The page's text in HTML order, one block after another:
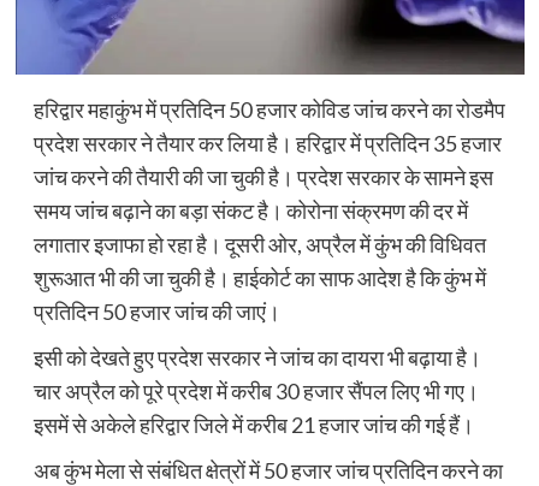
हरिद्वार महाकुंभ में प्रतिदिन 50 हजार कोविड जांच करने का रोडमैप
प्रदेश सरकार ने तैयार कर लिया है। हरिद्वार में प्रतिदिन 35 हजार
जांच करने की तैयारी की जा चुकी है। प्रदेश सरकार के सामने इस
समय जांच बढ़ाने का बड़ा संकट है। कोरोना संक्रमण की दर में
लगातार इजाफा हो रहा है। दूसरी ओर, अप्रैल में कुंभ की विधिवत
शुरूआत भी की जा चुकी है। हाईकोर्ट का साफ आदेश है कि कुंभ में
प्रतिदिन 50 हजार जांच की जाएं।
इसी को देखते हुए प्रदेश सरकार ने जांच का दायरा भी बढ़ाया है।
चार अप्रैल को पूरे प्रदेश में करीब 30 हजार सैंपल लिए भी गए।
इसमें से अकेले हरिद्वार जिले में करीब 21 हजार जांच की गई हैं।
अब कुंभ मेला से संबंधित क्षेत्रों में 50 हजार जांच प्रतिदिन करने का